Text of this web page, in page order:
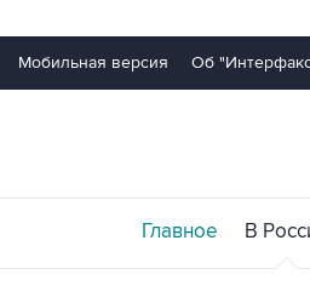
Мобильная версия Об
Главное В